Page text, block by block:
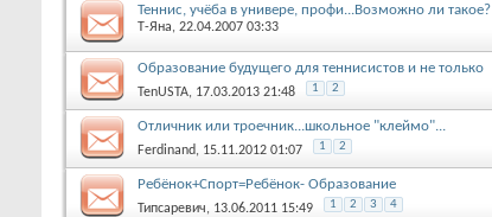
Теннис, учёба в универе, профи...Возможно ли такое?
Т-Яна, 22.04.2007 03:33
Образование будущего для теннисистов и не только
TenUSTA, 17.03.2013 21:48 1 2
Отличник или троечник...школьное "клеймо"...
Ferdinand, 15.11.2012 01:07 1 2
Ребёнок+Спорт=Ребёнок- Образование
Типсаревич, 13.06.2011 15:49 1 2 3 4